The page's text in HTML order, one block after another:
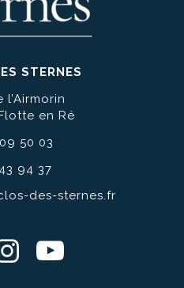
STERNES
l’Airmorin
en Ré
50 03
94 37
des-sternes.fr